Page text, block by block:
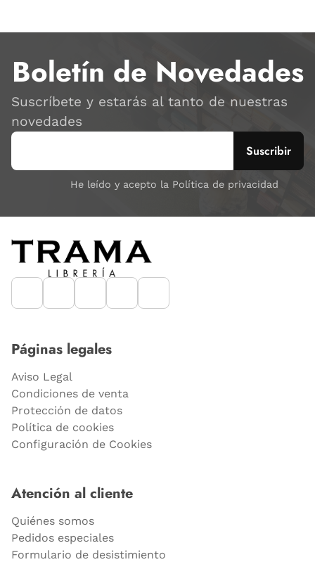
Boletín de Novedades
Suscríbete y estarás al tanto de nuestras
novedades
He leído y acepto la Política de privacidad
Páginas legales
Aviso Legal
Condiciones de venta
Protección de datos
Política de cookies
Configuración de Cookies
Atención al cliente
Quiénes somos
Pedidos especiales
Formulario de desistimiento